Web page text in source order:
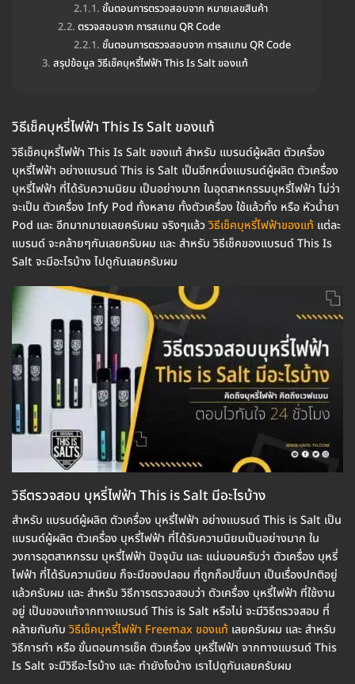
ขั้นตอนการตรวจสอบจาก หมายเลขสินค้า
ตรวจสอบจาก การสแกน QR Code
ขั้นตอนการตรวจสอบจาก การสแกน QR Code
สรุปข้อมูล วิธีเช็คบุหรี่ไฟฟ้า This Is Salt ของแท้
วิธีเช็คบุหรี่ไฟฟ้า This Is Salt ของแท้
วิธีเช็คบุหรี่ไฟฟ้า This Is Salt ของแท้ สำหรับ แบรนด์ผู้ผลิต ตัวเครื่อง
บุหรี่ไฟฟ้า อย่างแบรนด์ This is Salt เป็นอีกหนึ่งแบรนด์ผู้ผลิต ตัวเครื่อง
บุหรี่ไฟฟ้า ที่ได้รับความนิยม เป็นอย่างมาก ในอุตสาหกรรมบุหรี่ไฟฟ้า ไม่ว่า
จะเป็น ตัวเครื่อง Infy Pod ทั้งหลาย ทั้งตัวเครื่อง ใช้แล้วทิ้ง หรือ หัวน้ำยา
Pod และ อีกมากมายเลยครับผม จริงๆแล้ววิธีเช็คบุหรี่ไฟฟ้าของแท้ แต่ละ
แบรนด์ จะคล้ายๆกันเลยครับผม และ สำหรับ วิธีเช็คของแบรนด์ This Is
Salt จะมีอะไรบ้าง ไปดูกันเลยครับผม
วิธีตรวจสอบ บุหรี่ไฟฟ้า This is Salt มีอะไรบ้าง
สำหรับ แบรนด์ผู้ผลิต ตัวเครื่อง บุหรี่ไฟฟ้า อย่างแบรนด์ This is Salt เป็น
แบรนด์ผู้ผลิต ตัวเครื่อง บุหรี่ไฟฟ้า ที่ได้รับความนิยมเป็นอย่างมาก ใน
วงการอุตสาหกรรม บุหรี่ไฟฟ้า ปัจจุบัน และ แน่นอนครับว่า ตัวเครื่อง บุหรี่
ไฟฟ้า ที่ได้รับความนิยม ก็จะมีของปลอม ที่ถูกก็อปขึ้นมา เป็นเรื่องปกติอยู่
แล้วครับผม และ สำหรับ วิธีการตรวจสอบว่า ตัวเครื่อง บุหรี่ไฟฟ้า ที่ใช้งาน
อยู่ เป็นของแท้จากทางแบรนด์ This is Salt หรือไม่ จะมีวิธีตรวจสอบ ที่
คล้ายกันกับวิธีเช็คบุหรี่ไฟฟ้า Freemax ของแท้ เลยครับผม และ สำหรับ
วิธีการทำ หรือ ขั้นตอนการเช็ค ตัวเครื่อง บุหรี่ไฟฟ้า จากทางแบรนด์ This
Is Salt จะมีวิธีอะไรบ้าง และ ทำยังไงบ้าง เราไปดูกันเลยครับผม